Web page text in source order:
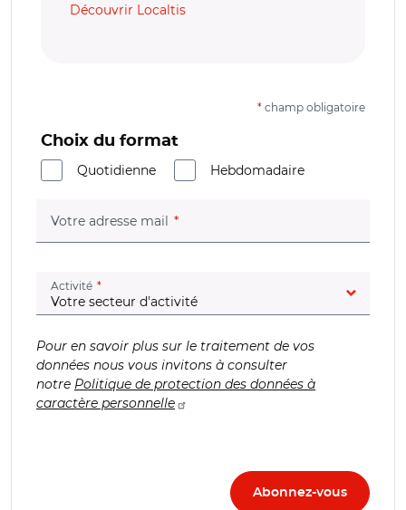
Découvrir Localtis
* champ obligatoire
Choix du format
Quotidienne
Hebdomadaire
Votre adresse mail (champ obligatoire)
Activité (champ obligatoire)
Pour en savoir plus sur le traitement de vos
données nous vous invitons à consulter
notre Politique de protection des données à
caractère personnelle